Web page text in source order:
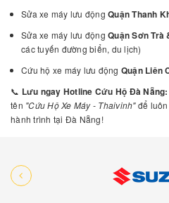
Sửa xe máy lưu động Quận Thanh
Sửa xe máy lưu động Quận Sơn Trà
các tuyến đường biển, du lịch)
Cứu hộ xe máy lưu động Quận Liên
📞 Lưu ngay Hotline Cứu Hộ Đà Nẵng:
tên "Cứu Hộ Xe Máy - Thaivinh"để luôn
hành trình tại Đà Nẵng!